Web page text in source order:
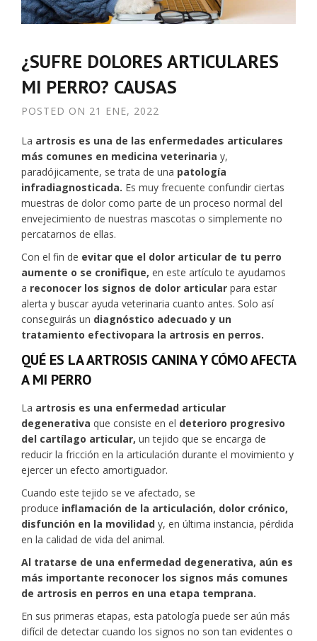
¿SUFRE DOLORES ARTICULARES
MI PERRO? CAUSAS
POSTED ON 21 ENE, 2022
La artrosis es una de las enfermedades articulares
más comunes en medicina veterinaria y,
paradójicamente, se trata de una patología
infradiagnosticada. Es muy frecuente confundir ciertas
muestras de dolor como parte de un proceso normal del
envejecimiento de nuestras mascotas o simplemente no
percatarnos de ellas.
Con el fin de evitar que el dolor articular de tu perro
aumente o se cronifique, en este artículo te ayudamos
a reconocer los signos de dolor articular para estar
alerta y buscar ayuda veterinaria cuanto antes. Solo así
conseguirás un diagnóstico adecuado y un
tratamiento efectivopara la artrosis en perros.
QUÉ ES LA ARTROSIS CANINA Y CÓMO AFECTA
A MI PERRO
La artrosis es una enfermedad articular
degenerativa que consiste en el deterioro progresivo
del cartílago articular, un tejido que se encarga de
reducir la fricción en la articulación durante el movimiento y
ejercer un efecto amortiguador.
Cuando este tejido se ve afectado, se
produce inflamación de la articulación, dolor crónico,
disfunción en la movilidad y, en última instancia, pérdida
en la calidad de vida del animal.
Al tratarse de una enfermedad degenerativa, aún es
más importante reconocer los signos más comunes
de artrosis en perros en una etapa temprana.
En sus primeras etapas, esta patología puede ser aún más
difícil de detectar cuando los signos no son tan evidentes o